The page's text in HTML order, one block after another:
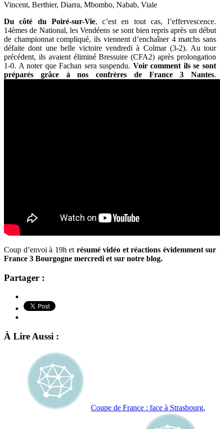
Vincent, Berthier, Diarra, Mbombo, Nabab, Viale
Du côté du Poiré-sur-Vie, c’est en tout cas, l’effervescence.
14èmes de National, les Vendéens se sont bien repris après un début
de championnat compliqué, ils viennent d’enchaîner 4 matchs sans
défaite dont une belle victoire vendredi à Colmar (3-2). Au tour
précédent, ils avaient éliminé Bressuire (CFA2) après prolongation
1-0. A noter que Fachan sera suspendu. Voir comment ils se sont
préparés grâce à nos confrères de France 3 Nantes.
Coup d’envoi à 19h et résumé vidéo et réactions évidemment sur
France 3 Bourgogne mercredi et sur notre blog.
Partager :
À Lire Aussi :
Coupe de France : face à Strasbourg,